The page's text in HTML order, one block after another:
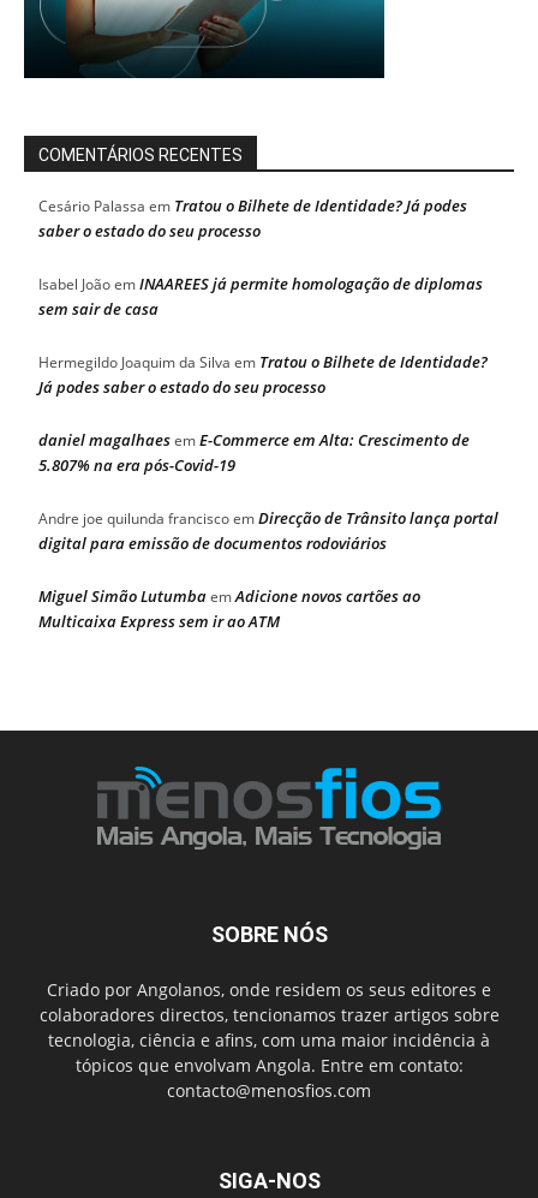
COMENTÁRIOS RECENTES
Cesário Palassa em Tratou o Bilhete de Identidade? Já podes
saber o estado do seu processo
Isabel JoãoemINAAREES já permite homologação de diplomas
sem sair de casa
Hermegildo Joaquim da Silva em Tratou o Bilhete de Identidade?
Já podes saber o estado do seu processo
daniel magalhaesemE-Commerce em Alta: Crescimento de
5.807% na era pós-Covid-19
Andre joe quilunda franciscoemDirecção de Trânsito lança portal
digital para emissão de documentos rodoviários
Miguel Simão LutumbaemAdicione novos cartões ao
Multicaixa Express sem ir ao ATM
SOBRE NÓS
Criado por Angolanos, onde residem os seus editores e
colaboradores directos, tencionamos trazer artigos sobre
tecnologia, ciência e afins, com uma maior incidência à
tópicos que envolvam Angola. Entre em contato:
contacto@menosfios.com
SIGA-NOS